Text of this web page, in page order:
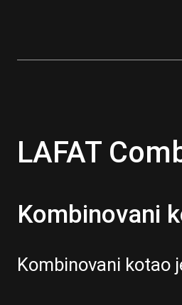
LAFAT
Kombinovani
Kombinovani kotao